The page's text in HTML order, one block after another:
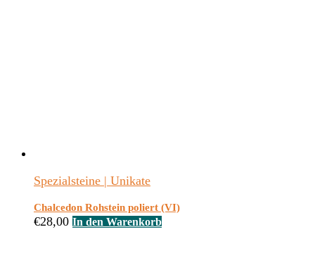
Spezialsteine | Unikate
Chalcedon Rohstein poliert (VI)
€28,00 In den Warenkorb